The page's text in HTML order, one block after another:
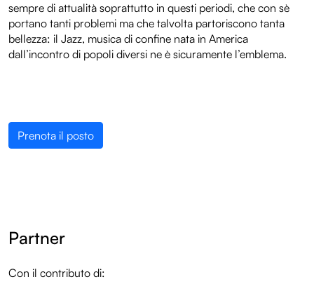
sempre di attualità soprattutto in questi periodi, che con sè
portano tanti problemi ma che talvolta partoriscono tanta
bellezza: il Jazz, musica di confine nata in America
dall’incontro di popoli diversi ne è sicuramente l’emblema.
Prenota il posto
Partner
Con il contributo di: